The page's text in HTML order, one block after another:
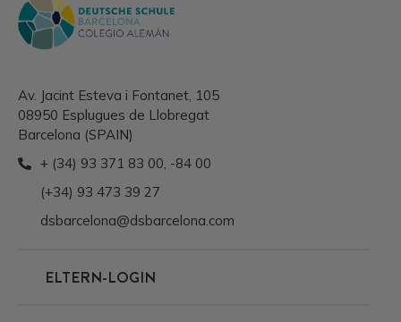
Av. Jacint Esteva i Fontanet, 105
08950 Esplugues de Llobregat
Barcelona (SPAIN)
+ (34) 93 371 83 00 -84 00
(+34) 93 473 39 27
dsbarcelona@dsbarcelona.com
ELTERN-LOGIN